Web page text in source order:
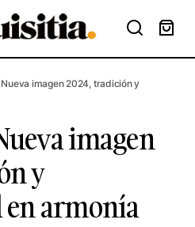
imagen 2024, tradición y
imagen
y
armonía